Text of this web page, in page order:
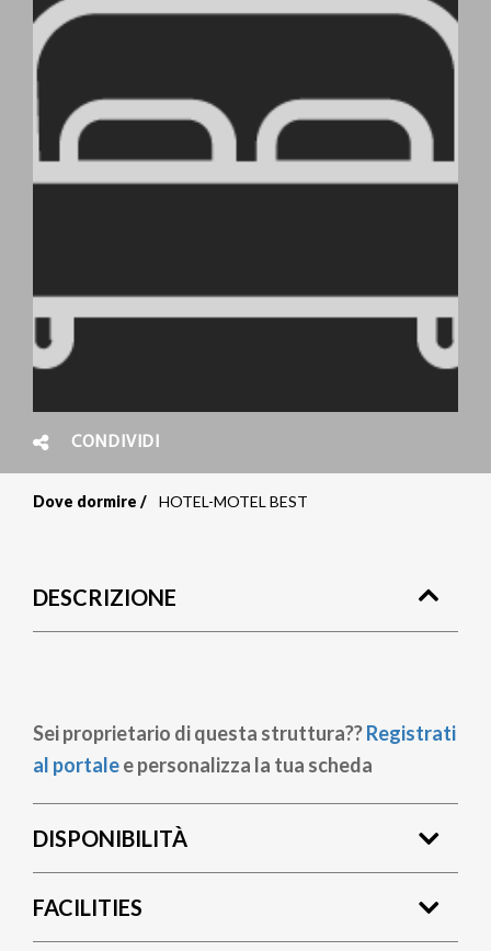
CONDIVIDI
pane
Dove dormire HOTEL-MOTEL BEST
DESCRIZIONE
Sei proprietario di questa struttura??Registrati
al portalee personalizza la tua scheda
DISPONIBILITÀ
FACILITIES